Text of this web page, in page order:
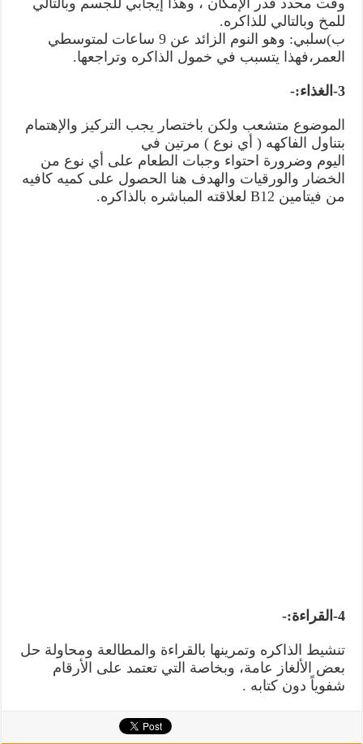
وقت محدد قدر الإمكان ، وهذا إيجابي للجسم وبالتالي
للمخ وبالتالي للذاكره.
ب)سلبي: وهو النوم الزائد عن 9 ساعات لمتوسطي
العمر،فهذا يتسبب في خمول الذاكره وتراجعها.
3-الغذاء:-
الموضوع متشعب ولكن باختصار يجب التركيز والإهتمام
بتناول الفاكهه ( أي نوع ) مرتين في
اليوم وضرورة احتواء وجبات الطعام على أي نوع من
الخضار والورقيات والهدف هنا الحصول على كميه كافيه
من فيتامين B12 لعلاقته المباشره بالذاكره.
4-القراءة:-
تنشيط الذاكره وتمرينها بالقراءة والمطالعة ومحاولة حل
بعض الألغاز عامة، وبخاصة التي تعتمد على الأرقام
شفوياً دون كتابه .